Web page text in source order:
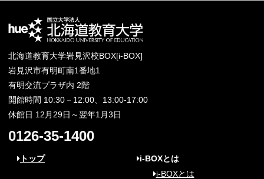
北海道教育大学岩見沢校BOX[i-BOX]
岩見沢市有明町南1番地1
有明交流プラザ内 2階
開館時間 10:30－12:00、13:00-17:00
休館日 12月29日～翌年1月3日
0126-35-1400
トップ
i-BOXとは
i-BOXとは